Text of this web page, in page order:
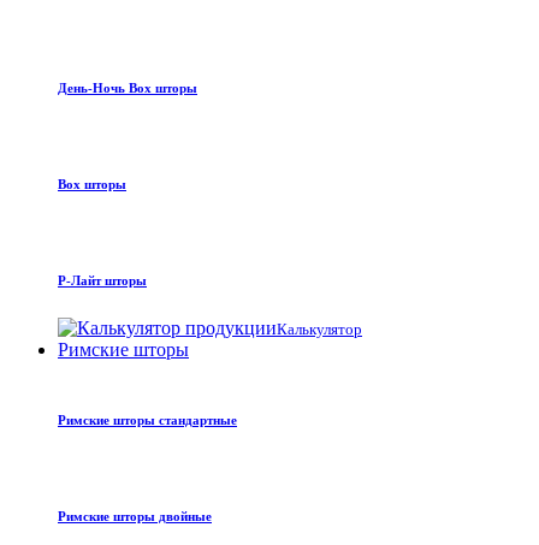
День-Ночь Box шторы
Box шторы
Р-Лайт шторы
Калькулятор
Римские шторы
Римские шторы стандартные
Римские шторы двойные